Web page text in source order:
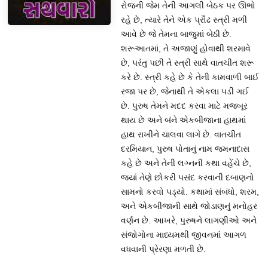
રોજની જેમ તેની આગલી બેઠક પર ઊભો
રહે છે, ત્યારે તેને એક પ્રૌઢ સ્ત્રી મળી
આવે છે જે તેમના બાજુમાં બેઠી છે.
શરૂઆતમાં, તે અજાણું હોવાથી શરમાવે
છે, પરંતુ પછી તે સ્ત્રી સાથે વાતચીત શરૂ
કરે છે. સ્ત્રી કહે છે કે તેની કામવાળી બાઈ
રજા પર છે, જેનાથી તે એકલા પડી ગઈ
છે. પુરુષ તેમને મદદ કરવા માટે મજબૂર
થાય છે અને બંને એકબીજાના હાથમાં
હાથ રાખીને ચાલવા લાગે છે. વાતચીત
દરમિયાન, પુરુષ પોતાનું નામ જમનાદાસ
કહે છે અને તેની લગ્નની કથા વહેંચે છે,
જ્યાં તેણે છોકરી પસંદ કરવાની દબાણનો
સામનો કરવો પડ્યો. કથામાં સંબંધો, શરમ,
અને એકબીજાની સાથે જોડાણનું મનોહર
વર્ણન છે. આખરે, પુરુષને લાગણીઓ અને
સંજોગોના માધ્યમથી જીવનમાં આગળ
વધવાની પ્રેરણા મળતી છે.